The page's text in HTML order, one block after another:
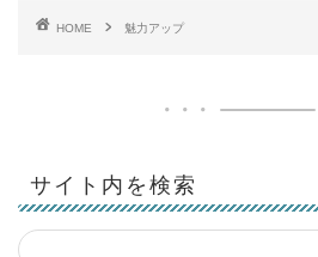
HOME 魅力アップ
サイト内を検索